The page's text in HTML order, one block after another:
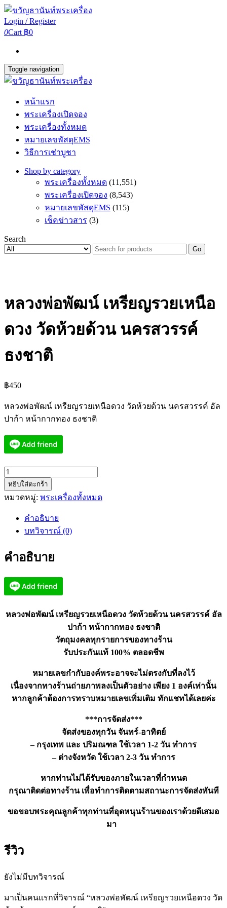
Login / Register
0Cart ฿0
Toggle navigation
หน้าแรก
พระเครื่องเปิดจอง
พระเครื่องทั้งหมด
หมายเลขพัสดุEMS
วิธีการเช่าบูชา
Shop by category
พระเครื่องทั้งหมด (11,551)
พระเครื่องเปิดจอง (8,543)
หมายเลขพัสดุEMS (115)
เช็คข่าวสาร (3)
Search
Go
หลวงพ่อพัฒน์ เหรียญรวยเหนือ
ดวง วัดห้วยด้วน นครสวรรค์
ธงชาติ
฿450
หลวงพ่อพัฒน์ เหรียญรวยเหนือดวง วัดห้วยด้วน นครสวรรค์ อัล
ปาก้า หน้ากากทอง ธงชาติ
จำนวน
หลวง
พ่อ
เหรียญ
ดวง
ห้วย
นครสวรรค์
หยิบใส่ตะกร้า
หมวดหมู่: พระเครื่องทั้งหมด
คำอธิบาย
บทวิจารณ์ (0)
คำอธิบาย
หลวงพ่อพัฒน์ เหรียญรวยเหนือดวง วัดห้วยด้วน นครสวรรค์ อัล
ปาก้า หน้ากากทอง ธงชาติ
วัตถุมงคลทุกรายการของทางร้าน
รับประกันแท้ 100% ตลอดชีพ
หมายเลขกำกับองค์พระอาจจะไม่ตรงกับที่ลงไว้
เนื่องจากทางร้านถ่ายภาพลงเป็นตัวอย่าง เพียง 1 องค์เท่านั้น
หากลูกค้าต้องการทราบหมายเลขเพิ่มเติม ทักแชทได้เลยค่ะ
***การจัดส่ง***
จัดส่งของทุกวัน จันทร์-อาทิตย์
– กรุงเทพ และ ปริมณฑล ใช้เวลา 1-2 วัน ทำการ
– ต่างจังหวัด ใช้เวลา 2-3 วัน ทำการ
หากท่านไม่ได้รับของภายในเวลาที่กำหนด
กรุณาติดต่อทางร้าน เพื่อทำการติดตามสถานะการจัดส่งทันที
ขอขอบพระคุณลูกค้าทุกท่านที่อุดหนุนร้านของเราด้วยดีเสมอ
มา
รีวิว
ยังไม่มีบทวิจารณ์
มาเป็นคนแรกที่วิจารณ์ “หลวงพ่อพัฒน์ เหรียญรวยเหนือดวง วัด